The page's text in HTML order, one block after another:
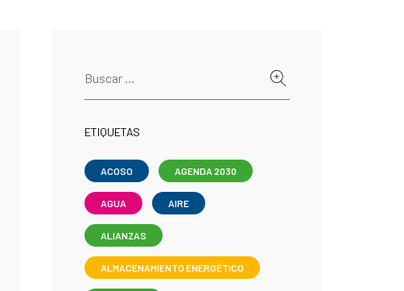
ETIQUETAS
ACOSO AGENDA 2030
AGUA AIRE
ALIANZAS
ALMACENAMIENTO ENERGÉTICO